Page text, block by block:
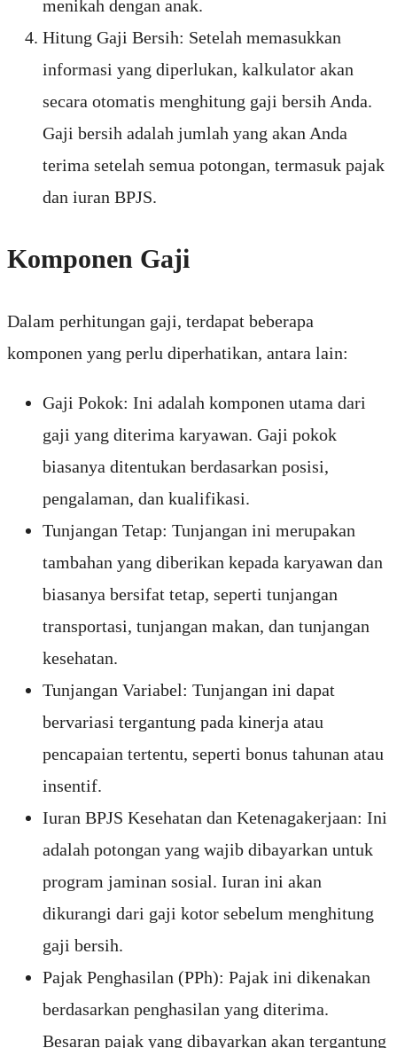
menikah dengan anak.
Hitung Gaji Bersih: Setelah memasukkan
informasi yang diperlukan, kalkulator akan
secara otomatis menghitung gaji bersih Anda.
Gaji bersih adalah jumlah yang akan Anda
terima setelah semua potongan, termasuk pajak
dan iuran BPJS.
Komponen Gaji
Dalam perhitungan gaji, terdapat beberapa
komponen yang perlu diperhatikan, antara lain:
Gaji Pokok: Ini adalah komponen utama dari
gaji yang diterima karyawan. Gaji pokok
biasanya ditentukan berdasarkan posisi,
pengalaman, dan kualifikasi.
Tunjangan Tetap: Tunjangan ini merupakan
tambahan yang diberikan kepada karyawan dan
biasanya bersifat tetap, seperti tunjangan
transportasi, tunjangan makan, dan tunjangan
kesehatan.
Tunjangan Variabel: Tunjangan ini dapat
bervariasi tergantung pada kinerja atau
pencapaian tertentu, seperti bonus tahunan atau
insentif.
Iuran BPJS Kesehatan dan Ketenagakerjaan: Ini
adalah potongan yang wajib dibayarkan untuk
program jaminan sosial. Iuran ini akan
dikurangi dari gaji kotor sebelum menghitung
gaji bersih.
Pajak Penghasilan (PPh): Pajak ini dikenakan
berdasarkan penghasilan yang diterima.
Besaran pajak yang dibayarkan akan tergantung